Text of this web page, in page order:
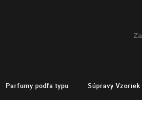
Parfumy podľa typu Súpravy Vzoriek